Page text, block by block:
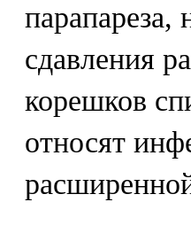
парапареза,
сдавления
корешков
относят